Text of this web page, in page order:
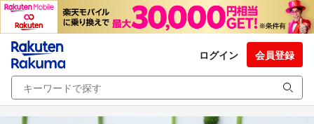
ログイン 会員登録